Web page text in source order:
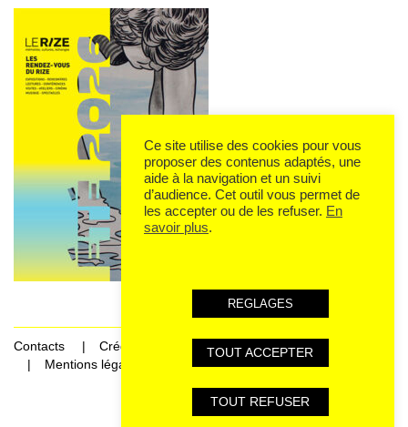
Contacts
Crédits
Mentions légales et données personnelles
Ce site utilise des cookies pour vous
proposer des contenus adaptés, une
aide à la navigation et un suivi
d’audience. Cet outil vous permet de
les accepter ou de les refuser. En
savoir plus.
REGLAGES
TOUT ACCEPTER
TOUT REFUSER